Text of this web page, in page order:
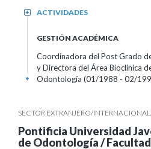
ACTIVIDADES
+
GESTIÓN ACADÉMICA
Coordinadora del Post Grado
y Directora del Área Bioclínica
Odontología (01/1988 - 02/
+
SECTOR EXTRANJERO/
Pontificia Universidad
de Odontología /